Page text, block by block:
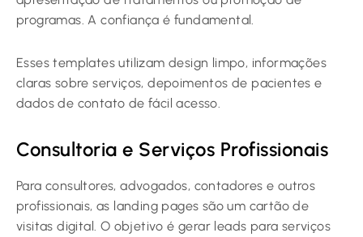
programas. A confiança é fundamental.
Esses templates utilizam design limpo, informações
claras sobre serviços, depoimentos de pacientes e
dados de contato de fácil acesso.
Consultoria e Serviços Profissionais
Para consultores, advogados, contadores e outros
profissionais, as landing pages são um cartão de
visitas digital. O objetivo é gerar leads para serviços